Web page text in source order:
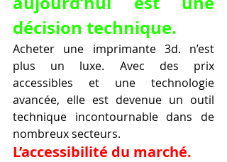
décision technique.
Acheter une imprimante 3d. n’est
plus un luxe. Avec des prix
accessibles et une technologie
avancée, elle est devenue un outil
technique incontournable dans de
nombreux secteurs.
L’accessibilité du marché.